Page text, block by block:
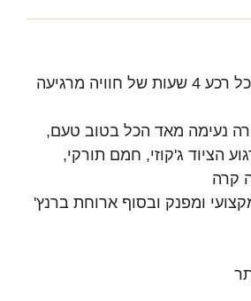
מקום מצוין נהנו מכל רכע 4 שעות של חוויה מרגיעה
נעימה מאד הכל בטוב טעם,
הציוד ג'קוזי, חמם תורקי,
קרה
ומפנק ובסוף ארוחת ברנץ'